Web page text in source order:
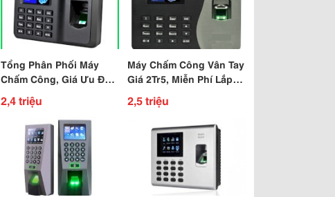
Tổng Phân Phối Máy
Chấm Công, Giá Ưu Đãi -
Chính Hãng, Bảo Hành
Dài Hạn Tận Nơi.
2,4 triệu
Máy Chấm Công Vân Tay
Giá 2Tr5, Miễn Phí Lắp
Đặt
2,5 triệu